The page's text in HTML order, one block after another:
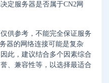
定服务器是否属于CN2网
供参考，不能完全保证服务
器的网络连接可能是复杂
此，建议结合多个因素综合
、兼容性等，以选择最适合